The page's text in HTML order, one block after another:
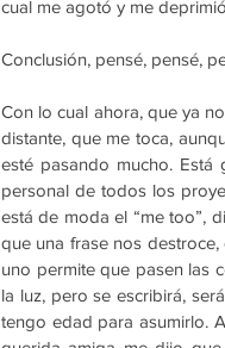
cual me agotó y me
Conclusión, pensé, pensé,
Con lo cual ahora, que ya
distante, que me toca,
esté pasando mucho.
personal de todos los
está de moda el “me too”,
que una frase nos
uno permite que pasen las
la luz, pero se escribirá,
tengo edad para asumirlo.